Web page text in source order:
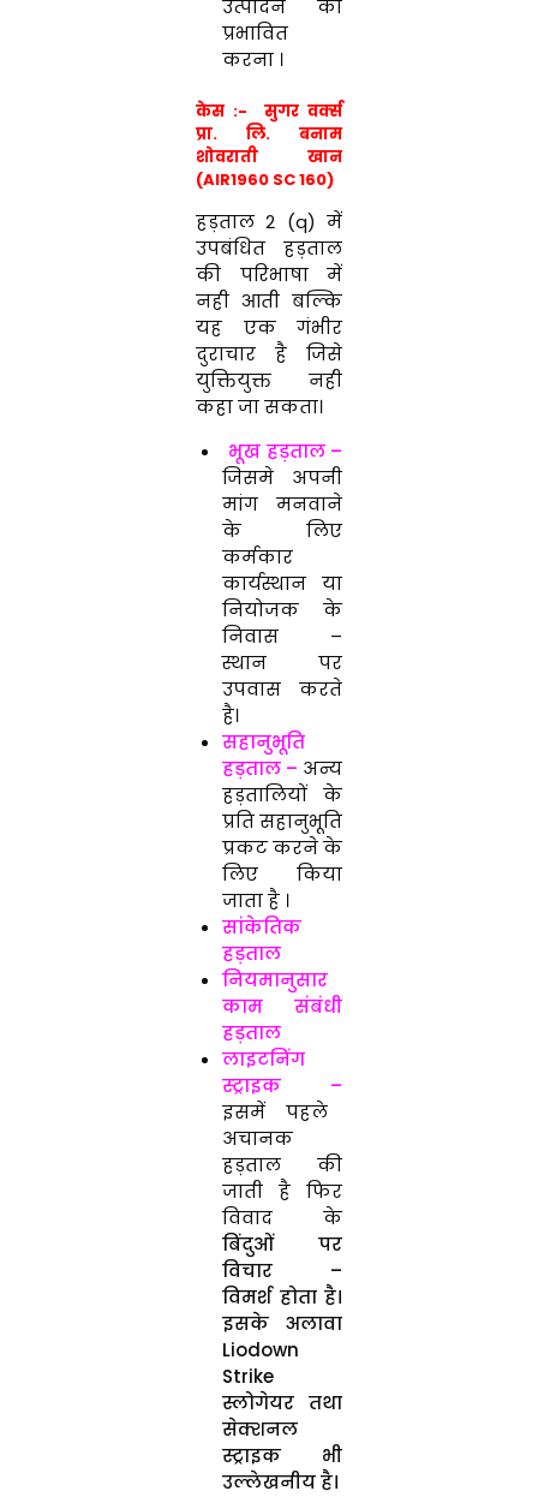
उत्पादन को
प्रभावित
करना ।
केस :- सुगर वर्क्स
प्रा. लि. बनाम
शोवराती खान
(AIR1960 SC 160)
हड़ताल 2 (q) में
उपबंधित हड़ताल
की परिभाषा में
नही आती बल्कि
यह एक गंभीर
दुराचार है जिसे
युक्तियुक्त नही
कहा जा सकता।
भूख हड़ताल –
जिसमे अपनी
मांग मनवाने
के लिए
कर्मकार
कार्यस्थान या
नियोजक के
निवास –
स्थान पर
उपवास करते
है।
सहानुभूति
हड़ताल – अन्य
हड़तालियों के
प्रति सहानुभूति
प्रकट करने के
लिए किया
जाता है ।
सांकेतिक
हड़ताल
नियमानुसार
काम संबंधी
हड़ताल
लाइटनिंग
स्ट्राइक –
इसमें पहले
अचानक
हड़ताल की
जाती है फिर
विवाद के
बिंदुओं पर
विचार –
विमर्श होता है।
इसके अलावा
Liodown
Strike
स्लोगेयर तथा
सेक्शनल
स्ट्राइक भी
उल्लेखनीय है।